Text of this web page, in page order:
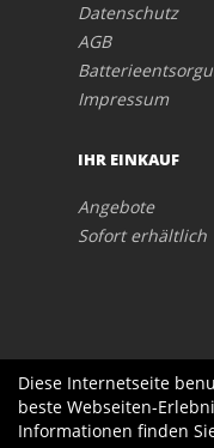
Datenschutz
AGB
Impressum
IHR EINKAUF
Angebote
Sofort erhältlich
Diese Internetseite
beste Webseiten-
Informationen finden